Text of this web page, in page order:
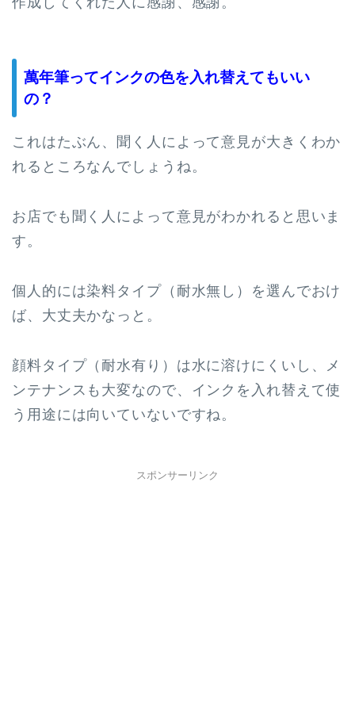
萬年筆ってインクの色を入れ替えてもいい
の？
これはたぶん、聞く人によって意見が大きくわか
れるところなんでしょうね。
お店でも聞く人によって意見がわかれると思いま
す。
個人的には染料タイプ（耐水無し）を選んでおけ
ば、大丈夫かなっと。
顔料タイプ（耐水有り）は水に溶けにくいし、メ
ンテナンスも大変なので、インクを入れ替えて使
う用途には向いていないですね。
スポンサーリンク